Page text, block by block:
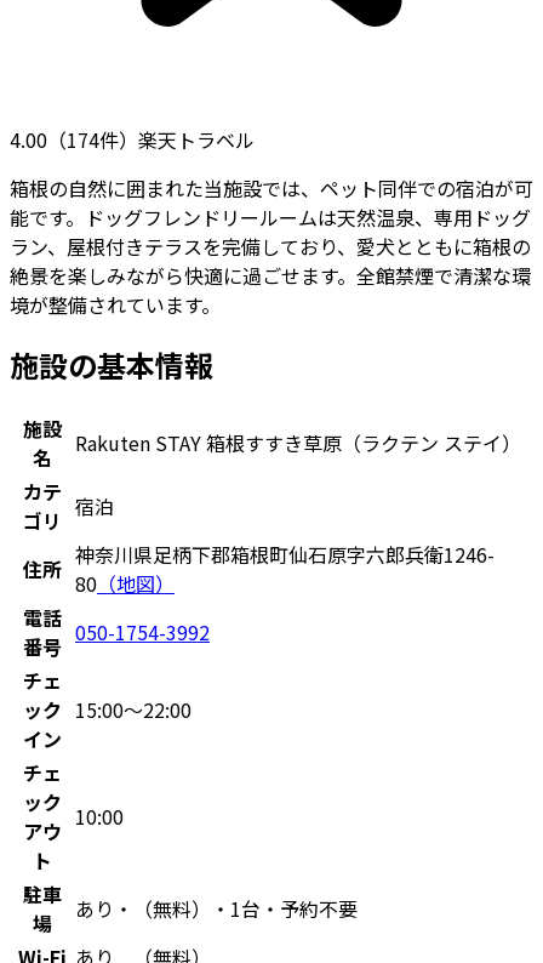
4.00 （174件） 楽天トラベル
箱根の自然に囲まれた当施設では、ペット同伴での宿泊が可
能です。ドッグフレンドリールームは天然温泉、専用ドッグ
ラン、屋根付きテラスを完備しており、愛犬とともに箱根の
絶景を楽しみながら快適に過ごせます。全館禁煙で清潔な環
境が整備されています。
施設の基本情報
施設
名
Rakuten STAY 箱根すすき草原（ラクテン ステイ）
カテ
ゴリ 宿泊
住所 神奈川県足柄下郡箱根町仙石原字六郎兵衛1246-
80 （地図）
電話
番号 050-1754-3992
チェ
ック
イン
15:00〜22:00
チェ
ック
アウ
ト
10:00
駐車
場
あり・（無料）・1台・予約不要
Wi-Fi あり （無料）